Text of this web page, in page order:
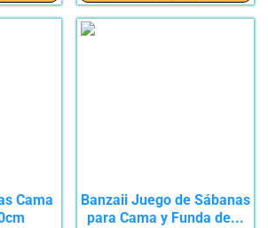
Cama
Banzaii Juego de Sábanas
para Cama y Funda de...